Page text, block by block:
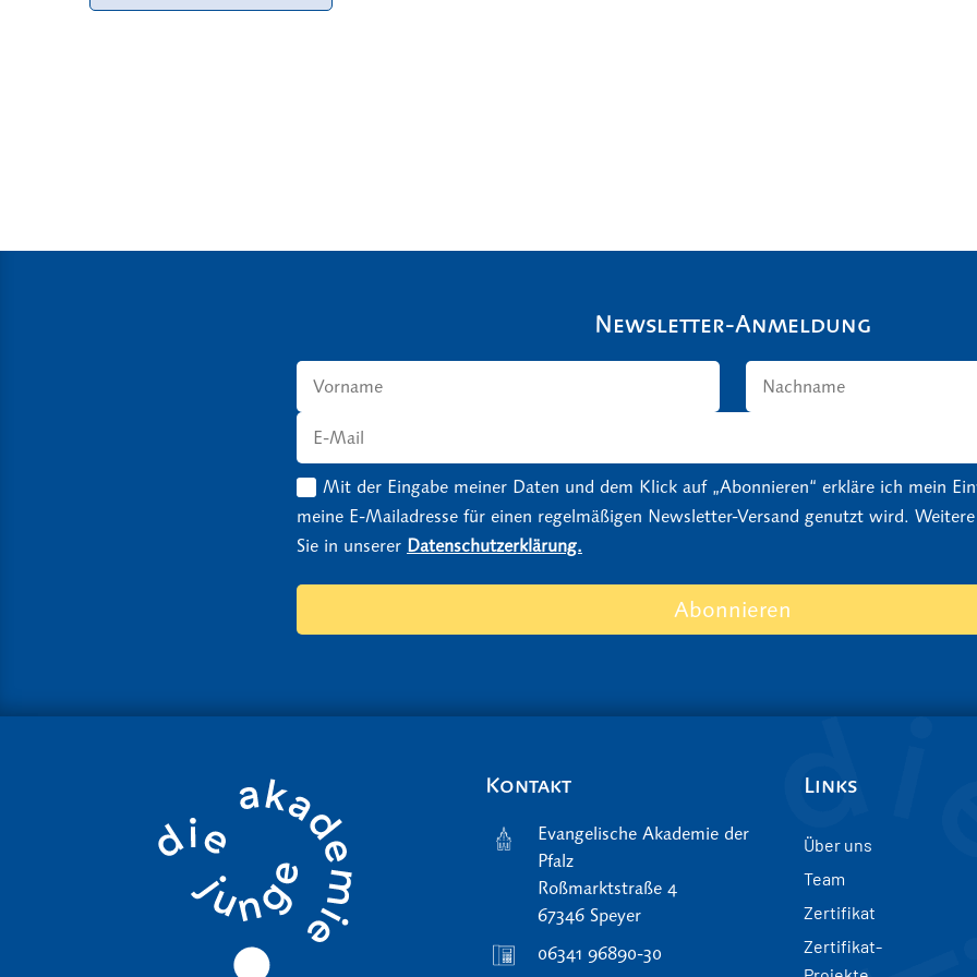
Newsletter-Anmeldung
Mit der Eingabe meiner Daten und dem Klick auf „Abonnieren“ erkläre ich mein
meine E-Mailadresse für einen regelmäßigen Newsletter-Versand genutzt wird.
Sie in unserer Datenschutzerklärung.
Abonnieren
Kontakt
Evangelische Akademie der
Pfalz
Roßmarktstraße 4
67346 Speyer
06341 96890-30
Links
Über uns
Team
Zertifikat
Zertifikat-